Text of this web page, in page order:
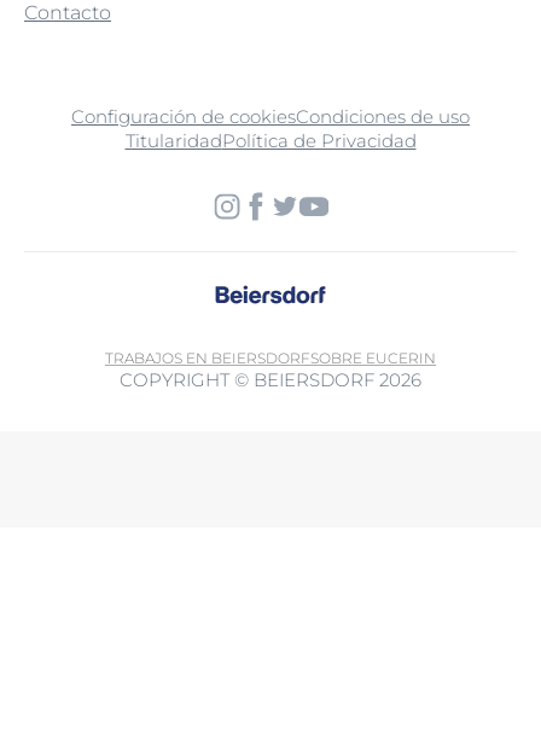
Contacto
Configuración de cookiesCondiciones de uso
TitularidadPolítica de Privacidad
TRABAJOS EN BEIERSDORFSOBRE EUCERIN
COPYRIGHT © BEIERSDORF 2026